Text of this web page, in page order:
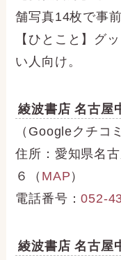
舗写真14枚で事
【ひとこと】グ
い人向け。
綾波書店 名古屋
（Googleクチコ
住所：愛知県名
６（ MAP ）
電話番号：052-
綾波書店 名古屋